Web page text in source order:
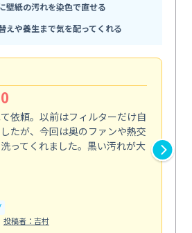
壁紙の汚れを染色で直せる
えや養生まで気を配ってくれる
依頼。以前はフィルターだけ自
たが、今回は奥のファンや熱交
ってくれました。黒い汚れが大
投稿者：吉村